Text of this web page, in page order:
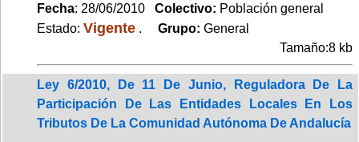
Fecha: 28/06/2010 Colectivo: Población general
Estado: Vigente . Grupo: General
Tamaño:8 kb
Ley 6/2010, De 11 De Junio, Reguladora De La
Participación De Las Entidades Locales En Los
Tributos De La Comunidad Autónoma De Andalucía